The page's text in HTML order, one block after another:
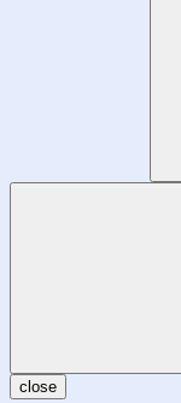
close